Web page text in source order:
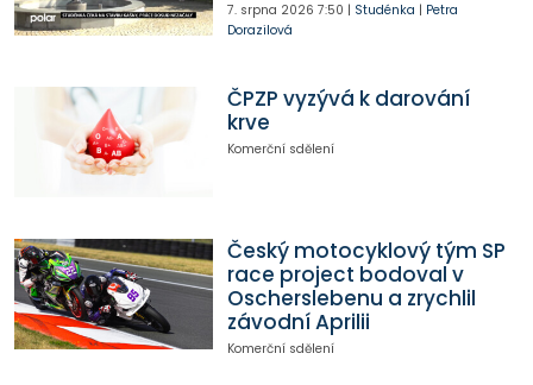
7. srpna 2026 7:50 | Studénka | Petra
Dorazilová
ČPZP vyzývá k darování
krve
Komerční sdělení
Český motocyklový tým SP
race project bodoval v
Oscherslebenu a zrychlil
závodní Aprilii
Komerční sdělení